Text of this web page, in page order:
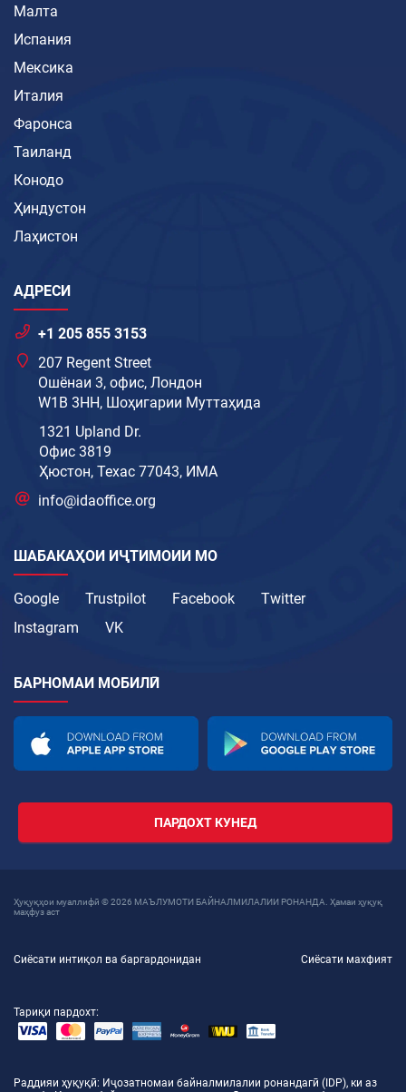
Малта
Испания
Мексика
Италия
Фаронса
Таиланд
Конодо
Ҳиндустон
Лаҳистон
АДРЕСИ
+1 205 855 3153
207 Regent Street
Ошёнаи 3, офис, Лондон
W1B 3HH, Шоҳигарии Муттаҳида
1321 Upland Dr.
Офис 3819
Ҳюстон, Техас 77043, ИМА
info@idaoffice.org
ШАБАКАҲОИ ИҶТИМОИИ МО
Google Trustpilot Facebook
Twitter
Instagram
VK
БАРНОМАИ МОБИЛӢ
ПАРДОХТ КУНЕД
Ҳуқуқҳои муаллифӣ © 2026 МАЪЛУМОТИ БАЙНАЛМИЛАЛИИ РОНАНДА. Ҳамаи ҳуқуқ
маҳфуз аст
Сиёсати интиқол ва баргардонидан Сиёсати махфият
Тариқи пардохт:
Раддияи ҳуқуқӣ: Иҷозатномаи байналмилалии ронандагӣ (IDP), ки аз